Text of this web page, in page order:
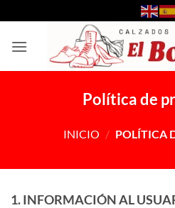
al
contenido
Política de
INICIO / POLÍTICA
1. INFORMACIÓN AL